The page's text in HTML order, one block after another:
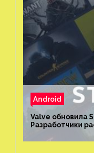
Android
Valve обновила
Разработчики